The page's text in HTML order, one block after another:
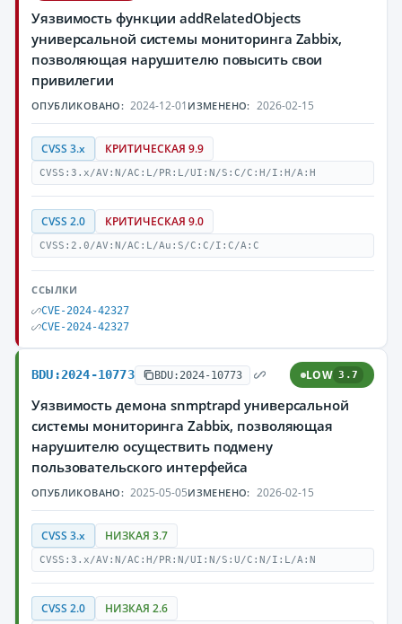
Уязвимость функции addRelatedObjects
универсальной системы мониторинга Zabbix,
позволяющая нарушителю повысить свои
привилегии
ОПУБЛИКОВАНО: 2024-12-01 ИЗМЕНЕНО: 2026-02-15
CVSS 3.x КРИТИЧЕСКАЯ 9.9
CVSS:3.x/AV:N/AC:L/PR:L/UI:N/S:C/C:H/I:H/A:H
CVSS 2.0 КРИТИЧЕСКАЯ 9.0
CVSS:2.0/AV:N/AC:L/Au:S/C:C/I:C/A:C
ССЫЛКИ
CVE-2024-42327
CVE-2024-42327
BDU:2024-10773 BDU:2024-10773 LOW 3.7
Уязвимость демона snmptrapd универсальной
системы мониторинга Zabbix, позволяющая
нарушителю осуществить подмену
пользовательского интерфейса
ОПУБЛИКОВАНО: 2025-05-05ИЗМЕНЕНО: 2026-02-15
CVSS 3.x НИЗКАЯ 3.7
CVSS:3.x/AV:N/AC:H/PR:N/UI:N/S:U/C:N/I:L/A:N
CVSS 2.0 НИЗКАЯ 2.6